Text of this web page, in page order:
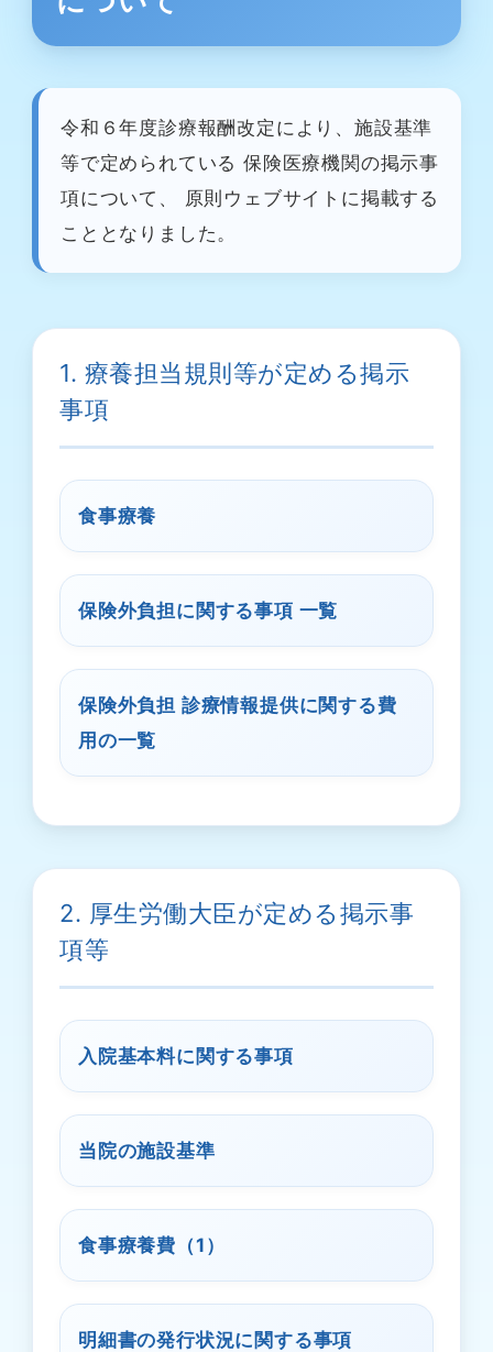
令和６年度診療報酬改定により、施設基準
等で定められている 保険医療機関の掲示事
項について、 原則ウェブサイトに掲載する
こととなりました。
1. 療養担当規則等が定める掲示
事項
食事療養
保険外負担に関する事項 一覧
保険外負担 診療情報提供に関する費
用の一覧
2. 厚生労働大臣が定める掲示事
項等
入院基本料に関する事項
当院の施設基準
食事療養費（1）
明細書の発行状況に関する事項